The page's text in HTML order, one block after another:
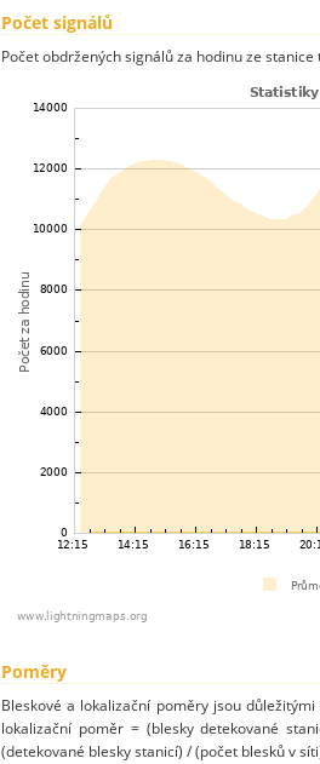
Počet signálů
Počet obdržených signálů za hodinu ze
Poměry
Bleskové a lokalizační poměry jsou
lokalizační poměr = (blesky detekované
(detekované blesky stanicí) / (počet blesků v